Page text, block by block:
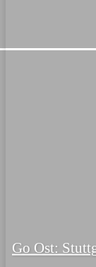
Go Ost: